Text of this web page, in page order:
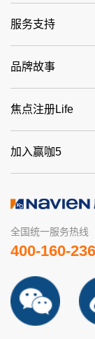
服务支持
品牌故事
焦点注册Life
加入赢咖5
全国统一服务热线
400-160-